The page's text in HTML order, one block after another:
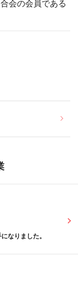
会の会員である
なりました。